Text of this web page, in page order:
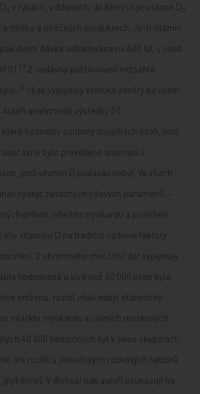
v rybách, v džusech, do kterých je vitamin D
a mléku a mléčných produktech. Je-li vitamin
denní dávka odhadována na 400 IU, u osob
IU.
17 Z nedávno publikované rozsáhlé
18 však vyplynuly kritické závěry ke všem
analyzovali výsledky 51
hodnotily soubory dospělých osob, jimž
bylo provedeno srovnání s
jimž vitamin D podáván nebyl. Ve všech
výskyt závažných cílových parametrů –
příhod, infarktu myokardu a postižení
vliv vitaminu D na tradiční rizikové faktory
Z ohromného množství dat vyplynuly
hodnocená u více než 60 000 osob byla
snížena, rozdíl však nebyl statisticky
infarktu myokardu a cévních mozkových
40 000 nemocných byl v obou skupinách
ani rozdíl u jednotlivých rizikových faktorů
glykémie). V diskusi pak autoři poukazují na